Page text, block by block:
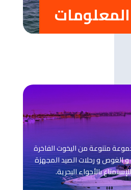
متنوعة من اليخوت الفاخرة
و الغوص و رحلات الصيد المجهزة
بالأجواء البحرية.